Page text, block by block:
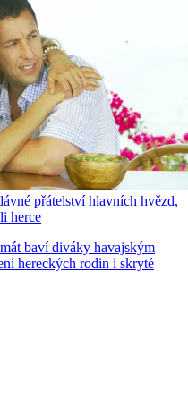
přátelství hlavních hvězd,
herce
baví diváky havajským
hereckých rodin i skryté